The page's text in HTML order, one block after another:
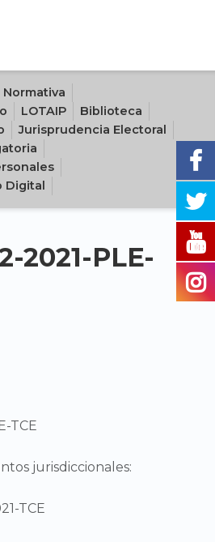
Normativa
LOTAIP
Biblioteca
Jurisprudencia Electoral
Digital
2021-PLE-
TCE
jurisdiccionales:
TCE